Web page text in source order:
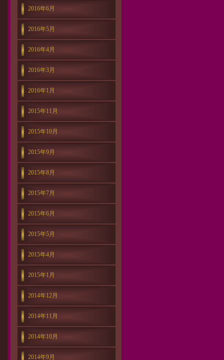
2016年6月
2016年5月
2016年4月
2016年3月
2016年1月
2015年11月
2015年10月
2015年9月
2015年8月
2015年7月
2015年6月
2015年5月
2015年4月
2015年1月
2014年12月
2014年11月
2014年10月
2014年9月